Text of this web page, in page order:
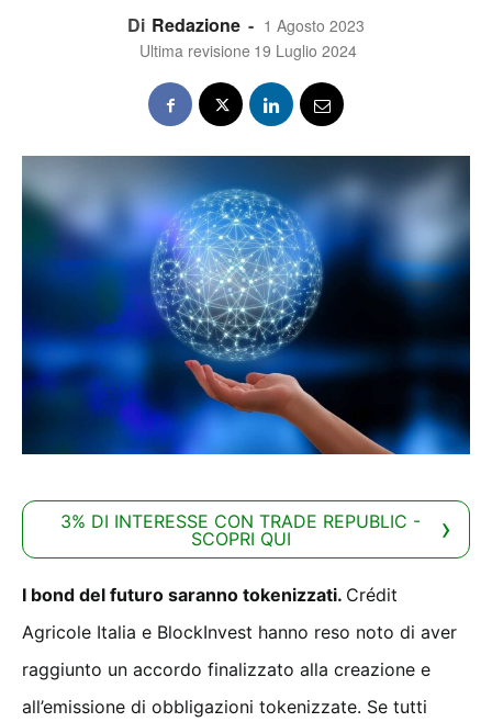
Di Redazione - 1 Agosto 2023
Ultima revisione 19 Luglio 2024
3% DI INTERESSE CON TRADE REPUBLIC -
SCOPRI QUI
I bond del futuro saranno tokenizzati. Crédit
Agricole Italia e BlockInvest hanno reso noto di aver
raggiunto un accordo finalizzato alla creazione e
all’emissione di obbligazioni tokenizzate. Se tutti